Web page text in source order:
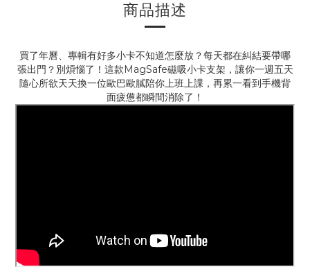
商品描述
買了年曆、專輯有好多小卡不知道怎麼放？每天都在糾結要帶哪
張出門？別煩惱了！這款MagSafe磁吸小卡支架，讓你一週五天
隨心所欲天天換一位歐巴歐膩陪你上班上課，再累一看到手機背
面疲憊都瞬間消除了！